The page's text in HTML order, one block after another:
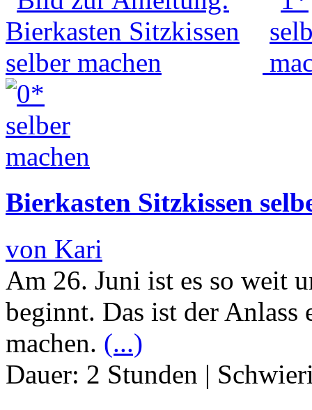
Bierkasten Sitzkissen
von Kari
Am 26. Juni ist es so weit
beginnt. Das ist der
machen. (...)
Dauer: 2 Stunden |